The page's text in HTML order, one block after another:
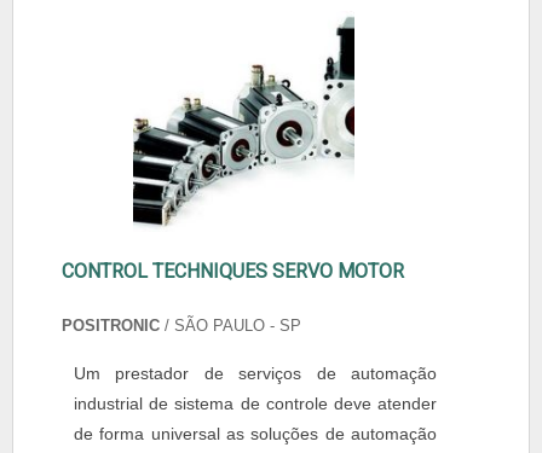
CONTROL TECHNIQUES SERVO MOTOR
POSITRONIC / SÃO PAULO - SP
Um prestador de serviços de automação
industrial de sistema de controle deve atender
de forma universal as soluções de automação